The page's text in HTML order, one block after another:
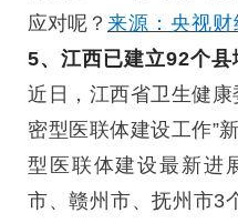
应对呢？ 来源：央视财
5、江西已建立92个县
近日，江西省卫生健
密型医联体建设工作”
型医联体建设最新进
市、赣州市、抚州市3